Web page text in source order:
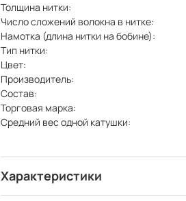
Толщина нитки:
Число сложений волокна в нитке:
Намотка (длина нитки на бобине):
Тип нитки:
Цвет:
Производитель:
Состав:
Торговая марка:
Средний вес одной катушки:
Характеристики